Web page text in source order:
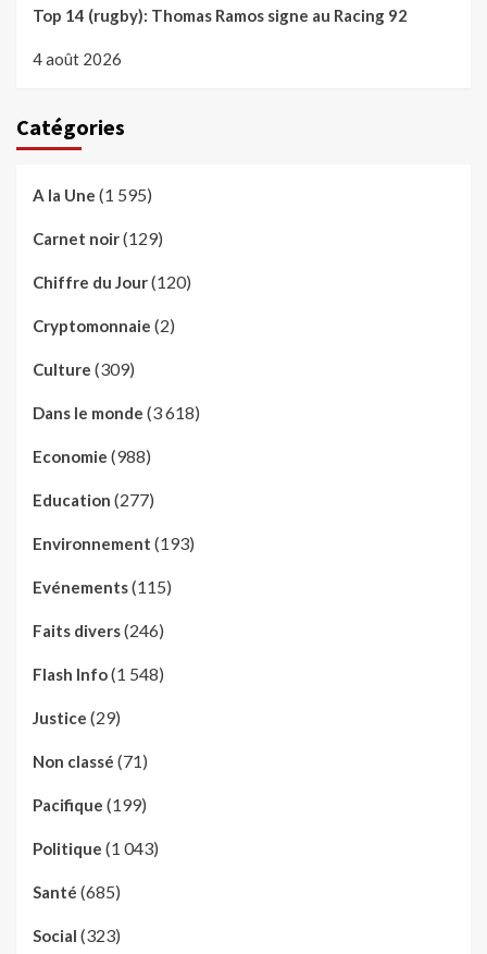
Top 14 (rugby): Thomas Ramos signe au Racing 92
4 août 2026
Catégories
A la Une (1 595)
Carnet noir(129)
Chiffre du Jour(120)
Cryptomonnaie (2)
Culture (309)
Dans le monde (3 618)
Economie (988)
Education (277)
Environnement (193)
Evénements(115)
Faits divers(246)
Flash Info(1 548)
Justice (29)
Non classé (71)
Pacifique (199)
Politique (1 043)
Santé (685)
Social (323)